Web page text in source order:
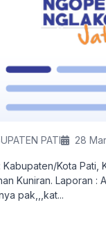
PATI 28
Kabupaten/Kota Pati,
Kuniran. Laporan :
pak,,,kat...